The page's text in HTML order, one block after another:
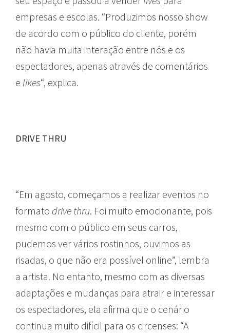
empresas e escolas. “Produzimos nosso show
de acordo com o público do cliente, porém
não havia muita interação entre nós e os
espectadores, apenas através de comentários
e likes“, explica.
DRIVE THRU
“Em agosto, começamos a realizar eventos no
formato drive thru. Foi muito emocionante, pois
mesmo com o público em seus carros,
pudemos ver vários rostinhos, ouvimos as
risadas, o que não era possível online”, lembra
a artista. No entanto, mesmo com as diversas
adaptações e mudanças para atrair e interessar
os espectadores, ela afirma que o cenário
continua muito difícil para os circenses: “A